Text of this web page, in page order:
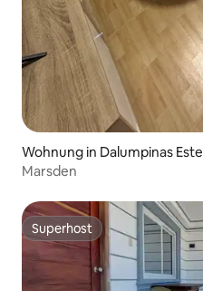
Wohnung in Dalumpinas Este
Marsden
Superhost
Superhost